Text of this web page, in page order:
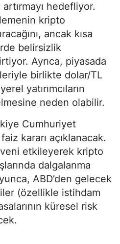
hedefliyor.
kripto
ancak kısa
belirsizlik
Ayrıca, piyasada
birlikte dolar/TL
yatırımcıların
neden olabilir.
Cumhuriyet
kararı açıklanacak.
etkileyerek kripto
dalgalanma
ABD’den gelecek
(özellikle istihdam
küresel risk